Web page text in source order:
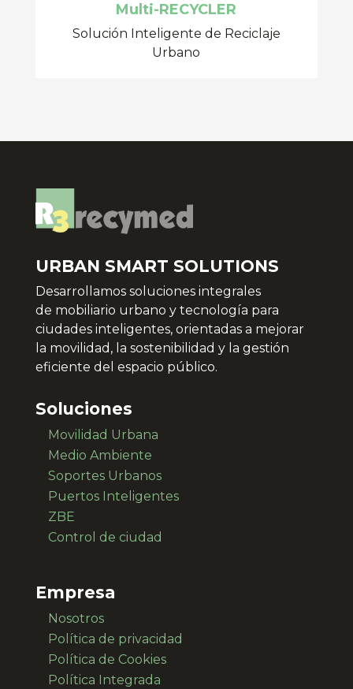
Multi-RECYCLER
Solución Inteligente de Reciclaje
Urbano
URBAN SMART SOLUTIONS
Desarrollamos soluciones integrales
de mobiliario urbano y tecnología para
ciudades inteligentes, orientadas a mejorar
la movilidad, la sostenibilidad y la gestión
eficiente del espacio público.
Soluciones
Movilidad Urbana
Medio Ambiente
Soportes Urbanos
Puertos Inteligentes
ZBE
Control de ciudad
Empresa
Nosotros
Política de privacidad
Política de Cookies
Política Integrada